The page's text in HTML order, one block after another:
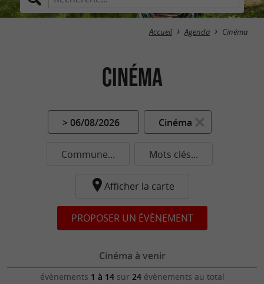
Accueil Agenda Cinéma
Cinéma
> 06/08/2026 Cinéma
Commune... Mots clés...
Afficher la carte
PROPOSER UN ÉVÈNEMENT
Cinéma à venir
évènements 1 à 14sur 24évènements au total